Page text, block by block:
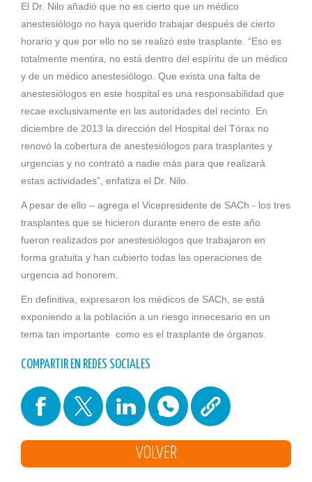
El Dr. Nilo añadió que no es cierto que un médico
anestesiólogo no haya querido trabajar después de cierto
horario y que por ello no se realizó este trasplante. “Eso es
totalmente mentira, no está dentro del espíritu de un médico
y de un médico anestesiólogo. Que exista una falta de
anestesiólogos en este hospital es una responsabilidad que
recae exclusivamente en las autoridades del recinto. En
diciembre de 2013 la dirección del Hospital del Tórax no
renovó la cobertura de anestesiólogos para trasplantes y
urgencias y no contrató a nadie más para que realizará
estas actividades”, enfatiza el Dr. Nilo.
A pesar de ello – agrega el Vicepresidente de SACh - los tres
trasplantes que se hicieron durante enero de este año
fueron realizados por anestesiólogos que trabajaron en
forma gratuita y han cubierto todas las operaciones de
urgencia ad honorem.
En definitiva, expresaron los médicos de SACh, se está
exponiendo a la población a un riesgo innecesario en un
tema tan importante como es el trasplante de órganos.
COMPARTIR EN REDES SOCIALES
VOLVER